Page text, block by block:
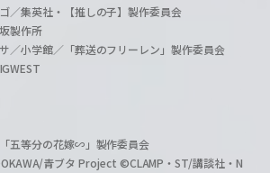
集英社・【推しの子】製作委員会
製作所
／小学館／「葬送のフリーレン」製作委員会
五等分の花嫁∽」製作委員会
青ブタ Project ©CLAMP・ST/講談社・N